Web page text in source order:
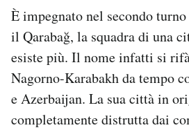
È impegnato nel secondo
il Qarabağ, la squadra di una
esiste più. Il nome infatti si
Nagorno-Karabakh da tempo
e Azerbaijan. La sua città in
completamente distrutta dai